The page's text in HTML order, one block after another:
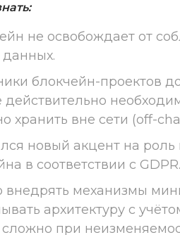
не освобождает от
блокчейн-проектов
хранить вне сети (off-
новый акцент на роль
в соответствии с GDPR.
внедрять механизмы
архитектуру с
при